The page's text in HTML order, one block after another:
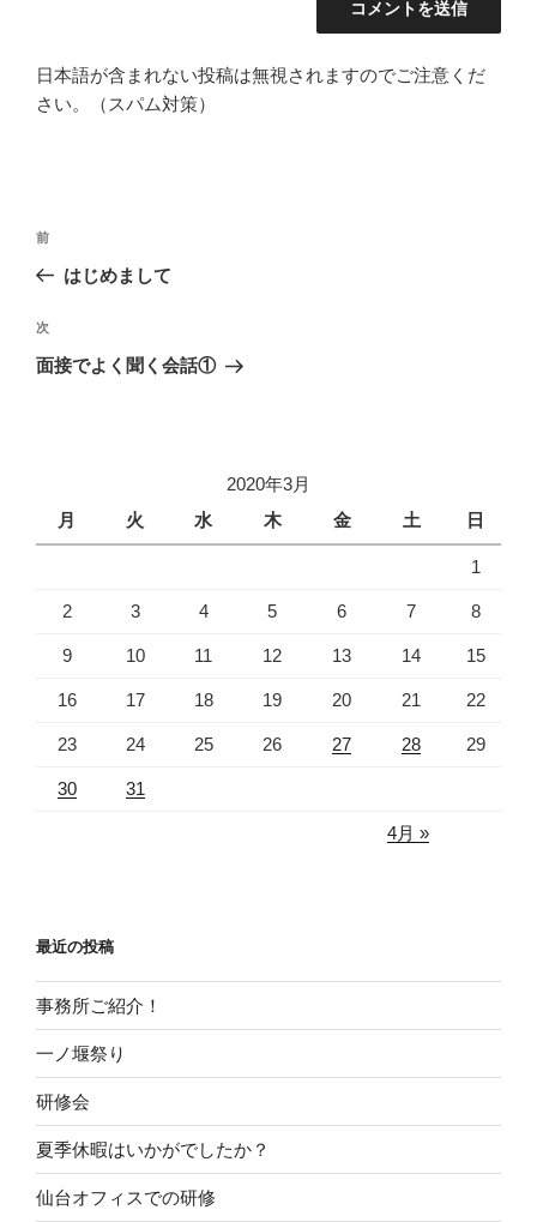
日本語が含まれない投稿は無視されますのでご注意くだ
さい。（スパム対策）
投
ビ
ゲ
前
の
稿
前
はじめまして
次
の
次
面接でよく聞く会話①
2020年3月
月
火 水 木 金 土 日
1
2 3 4 5 6 7 8
9 10 11 12 13 14 15
16 17 18 19 20 21 22
23 24 25 26 27 28 29
30 31
4月 »
最近の投稿
事務所ご紹介！
一ノ堰祭り
研修会
夏季休暇はいかがでしたか？
仙台オフィスでの研修